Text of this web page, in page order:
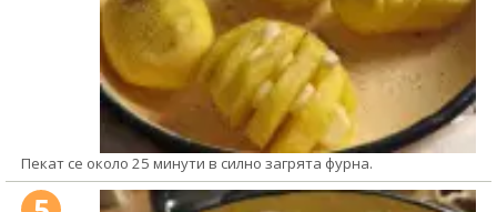
Пекат се около 25 минути в силно загрята фурна.